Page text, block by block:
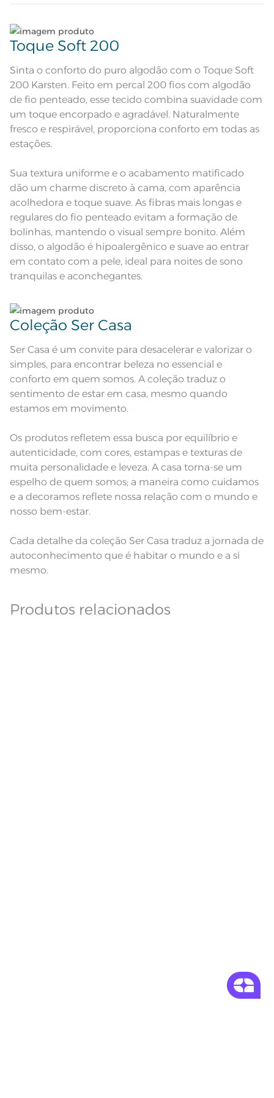
Quantidade de Peças
Atributos
abas de 4cm
Descrição Visual
Fronha branca com estampa de
folhas, flores e pássaros delicados.
Lençol com elástico cinza com
estampa chevron.
Composição 100% Algodão
Tamanho
Itens Inclusos 1 Lençol com Elástico; 2 Fronhas
Medida
Lençol de Elástico: 1,93m x 2,03m x
40cm; Fronha: 50cm x 70cm
Acabamento Estampado
Instruções de Lavagem
Lavação a 40ºC; Proibido alvejar;
Secar em tambor com
temperatura máxima de 60º; Ferro
de passar com temperatura
Observações
produto.
Lave tipos de tecidos distintos separadamente;
Não lave cores claras e cores escuras no mesmo
ciclo;
Lave as peças no ciclo leve, suave ou delicado de
sua lavadora;
Enxágue as peças com bastante água;
Utilize a quantidade mínima de amaciante e sabão;
Leia atentamente as instruções na etiqueta.
Toque Soft 200
Sinta o conforto do puro algodão com o Toque Soft
200 Karsten. Feito em percal 200 fios com algodão
de fio penteado, esse tecido combina suavidade com
um toque encorpado e agradável. Naturalmente
fresco e respirável, proporciona conforto em todas as
estações.
Sua textura uniforme e o acabamento matificado
dão um charme discreto à cama, com aparência
acolhedora e toque suave. As fibras mais longas e
regulares do fio penteado evitam a formação de
bolinhas, mantendo o visual sempre bonito. Além
disso, o algodão é hipoalergênico e suave ao entrar
em contato com a pele, ideal para noites de sono
tranquilas e aconchegantes.
Coleção Ser Casa
Ser Casa é um convite para desacelerar e valorizar o
simples, para encontrar beleza no essencial e
conforto em quem somos. A coleção traduz o
sentimento de estar em casa, mesmo quando
estamos em movimento.
Os produtos refletem essa busca por equilíbrio e
autenticidade, com cores, estampas e texturas de
muita personalidade e leveza. A casa torna-se um
espelho de quem somos; a maneira como cuidamos
e a decoramos reflete nossa relação com o mundo e
nosso bem-estar.
Cada detalhe da coleção Ser Casa traduz a jornada de
autoconhecimento que é habitar o mundo e a si
mesmo.
Produtos relacionados